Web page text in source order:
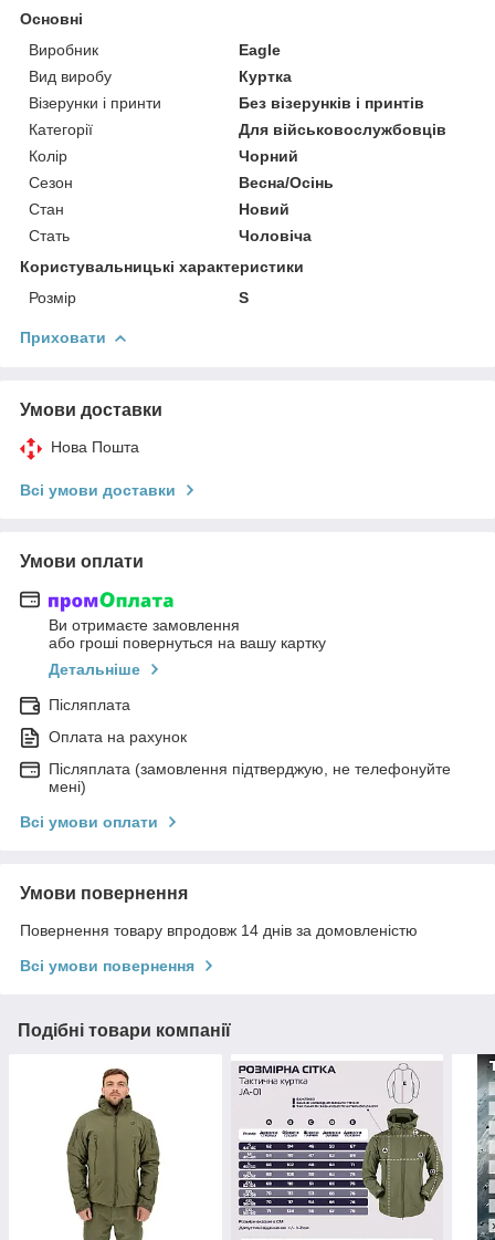
Основні
Виробник
Eagle
Вид виробу
Куртка
Візерунки і принти
Без візерунків і принтів
Категорії
Для військовослужбовців
Колір
Чорний
Сезон
Весна/Осінь
Стан
Новий
Стать
Чоловіча
Користувальницькі характеристики
Розмір
S
Приховати
Умови доставки
Нова Пошта
Всі умови доставки
Умови оплати
Ви отримаєте замовлення
або гроші повернуться на вашу картку
Детальніше
Післяплата
Оплата на рахунок
Післяплата (замовлення підтверджую, не телефонуйте
мені)
Всі умови оплати
Умови повернення
Повернення товару впродовж 14 днів за домовленістю
Всі умови повернення
Подібні товари компанії